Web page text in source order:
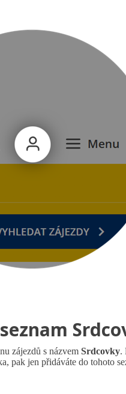
zájezdů s názvem Srdcovky.
pak jen přidáváte do tohoto